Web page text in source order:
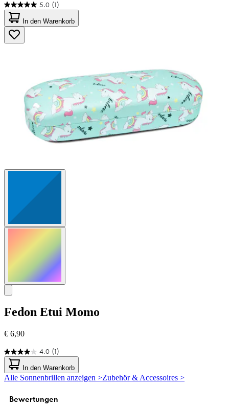
5.0 (1)
5.0
von
5
Sternen.
1
In den Warenkorb
Fedon Etui Momo
€ 6,90
4.0 (1)
4.0
von
5
Sternen.
Bewertung
In den Warenkorb
Alle Sonnenbrillen anzeigen >Zubehör & Accessoires >